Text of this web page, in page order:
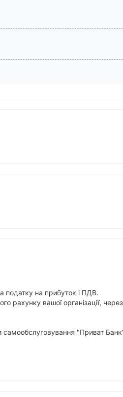
податку на прибуток і ПДВ.
рахунку вашої організації,
самообслуговування "Приват